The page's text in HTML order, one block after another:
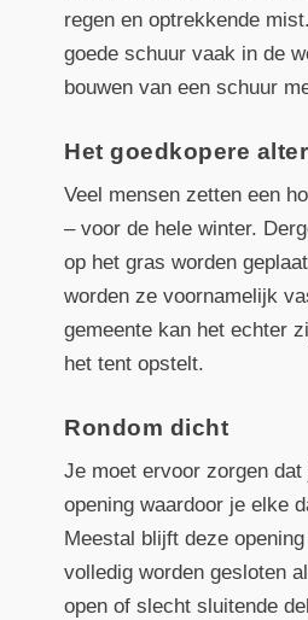
regen en optrekkende
goede schuur vaak in de
bouwen van een schuur
Het goedkopere
Veel mensen zetten een
– voor de hele winter.
op het gras worden
worden ze voornamelijk
gemeente kan het echter
het tent opstelt.
Rondom dicht
Je moet ervoor zorgen
opening waardoor je elke
Meestal blijft deze
volledig worden gesloten
open of slecht sluitende